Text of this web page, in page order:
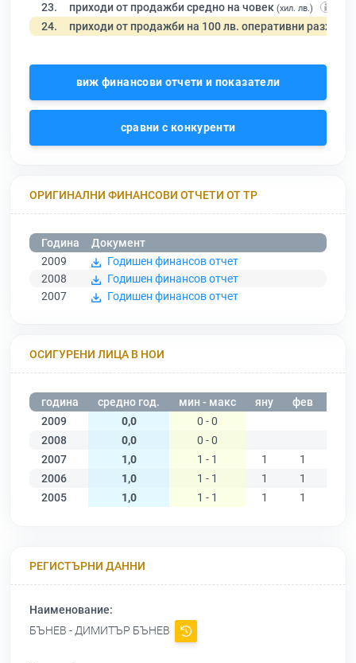
23. приходи от продажби средно на човек (хил. лв.)
24. приходи от продажби на 100 лв. оперативни разходи
виж финансови отчети и показатели
сравни с конкуренти
ОРИГИНАЛНИ ФИНАНСОВИ ОТЧЕТИ ОТ ТР
Година
Документ
2009
Годишен финансов отчет
2008
Годишен финансов отчет
2007
Годишен финансов отчет
ОСИГУРЕНИ ЛИЦА В НОИ
година средно год. мин - макс яну фев
2009
0,0
0 - 0
2008
0,0
0 - 0
2007
1,0 1 - 1 1 1
2006
1,0 1 - 1 1 1
2005
1,0 1 - 1 1 1
РЕГИСТЪРНИ ДАННИ
Наименование:
БЪНЕВ - ДИМИТЪР БЪНЕВ